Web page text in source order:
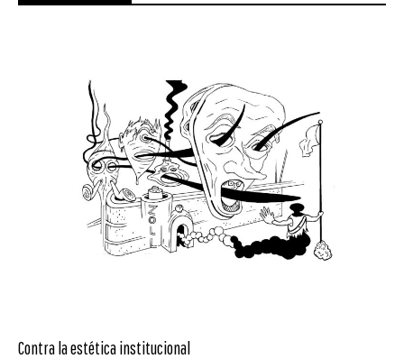
Contra la estética institucional